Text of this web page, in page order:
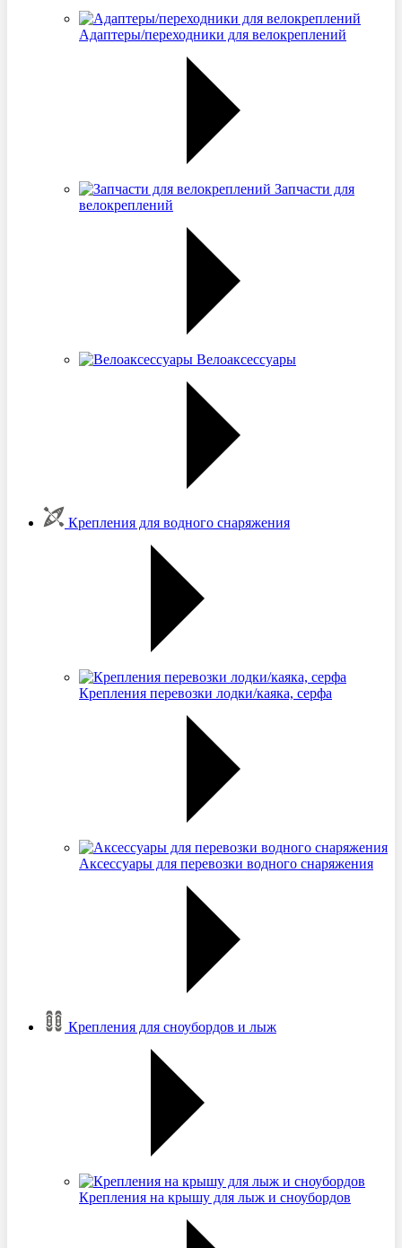
Адаптеры/переходники для велокреплений
Запчасти для
велокреплений
Велоаксессуары
Крепления для водного снаряжения
Крепления перевозки лодки/каяка, серфа
Аксессуары для перевозки водного снаряжения
Крепления для сноубордов и лыж
Крепления на крышу для лыж и сноубордов